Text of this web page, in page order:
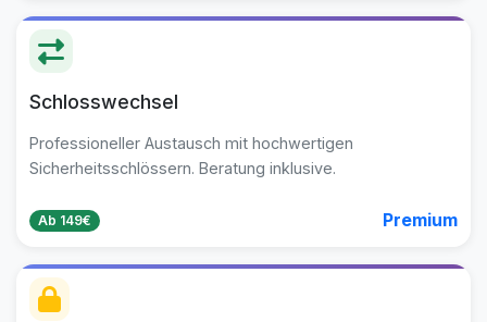
Schlosswechsel
Professioneller Austausch mit hochwertigen
Sicherheitsschlössern. Beratung inklusive.
Ab 149€ Premium